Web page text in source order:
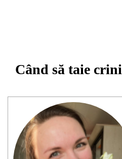
Când să taie crini